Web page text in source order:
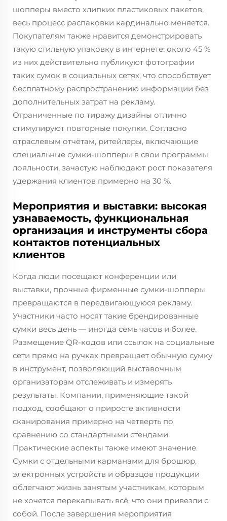
шопперы вместо хлипких пластиковых пакетов,
весь процесс распаковки кардинально меняется.
Покупателям также нравится демонстрировать
такую стильную упаковку в интернете: около 45 %
из них действительно публикуют фотографии
таких сумок в социальных сетях, что способствует
бесплатному распространению информации без
дополнительных затрат на рекламу.
Ограниченные по тиражу дизайны отлично
стимулируют повторные покупки. Согласно
отраслевым отчётам, ритейлеры, включающие
специальные сумки-шопперы в свои программы
лояльности, зачастую наблюдают рост показателя
удержания клиентов примерно на 30 %.
Мероприятия и выставки: высокая
узнаваемость, функциональная
организация и инструменты сбора
контактов потенциальных
клиентов
Когда люди посещают конференции или
выставки, прочные фирменные сумки-шопперы
превращаются в передвигающуюся рекламу.
Участники часто носят такие брендированные
сумки весь день — иногда семь часов и более.
Размещение QR-кодов или ссылок на социальные
сети прямо на ручках превращает обычную сумку
в инструмент, позволяющий выставочным
организаторам отслеживать и измерять
результаты. Компании, применяющие такой
подход, сообщают о приросте активности
сканирования примерно на четверть по
сравнению со стандартными стендами.
Практические аспекты также имеют значение.
Сумки с отдельными карманами для брошюр,
электронных устройств и образцов продукции
облегчают жизнь занятым участникам, которым
не хочется перекапывать всё, что они привезли с
собой. После завершения мероприятия